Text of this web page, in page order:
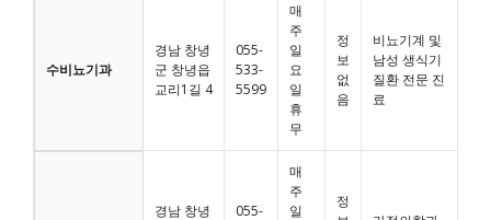
수비뇨기과
경남 창녕
군 창녕읍
교리1길 4
055-
533-
5599
매
주
일
요
일
휴
무
정
보
없
음
비뇨기계 및
남성 생식기
질환 전문 진
료
경남 창녕
055-
매
주
일
정